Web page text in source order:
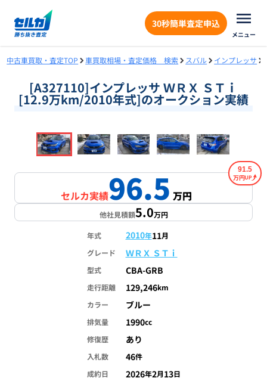
30秒簡単査定申込
メニュー
中古車買取・査定TOP 車買取相場・査定価格 検索 スバル インプレッサ
[A327110]インプレッサ ＷＲＸ ＳＴｉ
[12.9万km/2010年式]のオークション実績
1/18
セルカ実績96.5万円
91.5
万円
他社見積額5.0万円
年式 2010年11月
グレード
ＷＲＸ ＳＴｉ
型式 CBA-GRB
走行距離 129,246km
カラー
ブルー
排気量 1990cc
修復歴
あり
入札数 46件
成約日
2026年2月13日